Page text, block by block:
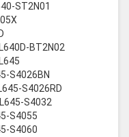
ST2N01
BT2N02
S4026BN
S4026RD
S4032
S4055
S4060